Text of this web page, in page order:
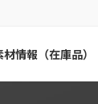
材情報（在庫品）